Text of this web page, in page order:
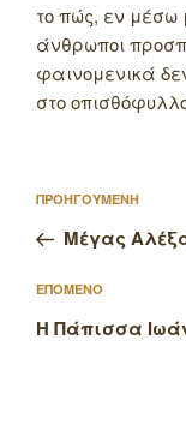
το πώς, εν μέσω
άνθρωποι
φαινομενικά
στο
άρθρων
Προηγούμενο
άρθρο
ΠΡΟΗΓΟΥΜΕΝΗ
Μέγας
Επόμενο
άρθρο
ΕΠΟΜΕΝΟ
Η Πάπισσα